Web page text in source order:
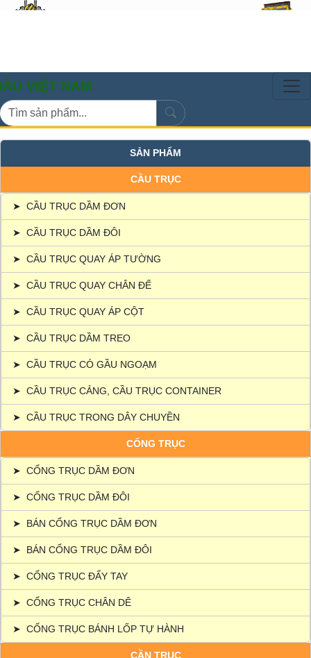
NAM
SẢN PHẨM
CẦU TRỤC
➤ CẦU TRỤC DẦM ĐƠN
➤ CẦU TRỤC DẦM ĐÔI
➤ CẦU TRỤC QUAY ÁP TƯỜNG
➤ CẦU TRỤC QUAY CHÂN ĐẾ
➤ CẦU TRỤC QUAY ÁP CỘT
➤ CẦU TRỤC DẦM TREO
➤ CẦU TRỤC CÓ GẦU NGOẠM
➤ CẦU TRỤC CẢNG, CẦU TRỤC CONTAINER
➤ CẦU TRỤC TRONG DÂY CHUYỀN
CỔNG TRỤC
➤ CỔNG TRỤC DẦM ĐƠN
➤ CỔNG TRỤC DẦM ĐÔI
➤ BÁN CỔNG TRỤC DẦM ĐƠN
➤ BÁN CỔNG TRỤC DẦM ĐÔI
➤ CỔNG TRỤC ĐẨY TAY
➤ CỔNG TRỤC CHÂN DÊ
➤ CỔNG TRỤC BÁNH LỐP TỰ HÀNH
CẦN TRỤC